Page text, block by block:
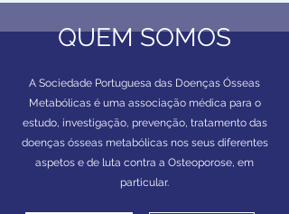
QUEM SOMOS
A Sociedade Portuguesa das Doenças Ósseas
Metabólicas é uma associação médica para o
estudo, investigação, prevenção, tratamento das
doenças ósseas metabólicas nos seus diferentes
aspetos e de luta contra a Osteoporose, em
particular.